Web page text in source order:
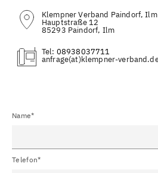
Klempner Verband Paindorf, Ilm
Hauptstraße 12
85293 Paindorf, Ilm
Tel: 08938037711
(at)
Name*
Telefon*